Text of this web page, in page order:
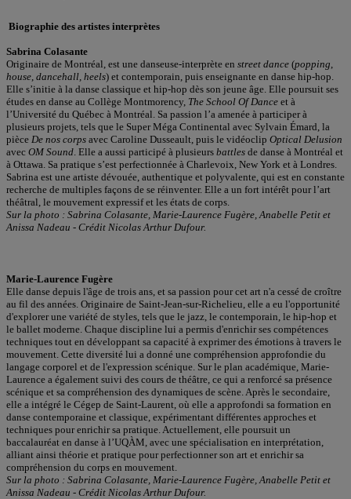
Biographie des artistes interprètes
Sabrina Colasante
Originaire de Montréal, est une danseuse-interprète en street dance (popping
house dancehall, heels) et contemporain, puis enseignante en danse hip-hop.
Elle s’initie à la danse classique et hip-hop dès son jeune âge. Elle poursuit ses
études en danse au Collège Montmorency, The School Of Dance et à
l’Université du Québec à Montréal. Sa passion l’a amenée à participer à
plusieurs projets, tels que le Super Méga Continental avec Sylvain Émard, la
pièce De nos corps avec Caroline Dusseault, puis le vidéoclip Optical Delusion
avec OM Sound . Elle a aussi participé à plusieurs battles de danse à Montréal et
à Ottawa. Sa pratique s’est perfectionnée à Charlevoix, New York et à Londres.
Sabrina est une artiste dévouée, authentique et polyvalente, qui est en constante
recherche de multiples façons de se réinventer. Elle a un fort intérêt pour l’art
théâtral, le mouvement expressif et les états de corps.
Sur la photo : Sabrina Colasante, Marie-Laurence Fugère, Anabelle Petit et
Anissa Nadeau - Crédit Nicolas Arthur Dufour.
Marie-Laurence Fugère
Elle danse depuis l'âge de trois ans, et sa passion pour cet art n'a cessé de croître
au fil des années. Originaire de Saint-Jean-sur-Richelieu, elle a eu l'opportunité
d'explorer une variété de styles, tels que le jazz, le contemporain, le hip-hop et
le ballet moderne. Chaque discipline lui a permis d'enrichir ses compétences
techniques tout en développant sa capacité à exprimer des émotions à travers le
mouvement. Cette diversité lui a donné une compréhension approfondie du
langage corporel et de l'expression scénique. Sur le plan académique, Marie-
Laurence a également suivi des cours de théâtre, ce qui a renforcé sa présence
scénique et sa compréhension des dynamiques de scène. Après le secondaire,
elle a intégré le Cégep de Saint-Laurent, où elle a approfondi sa formation en
danse contemporaine et classique, expérimentant différentes approches et
techniques pour enrichir sa pratique. Actuellement, elle poursuit un
baccalauréat en danse à l’UQÀM, avec une spécialisation en interprétation,
alliant ainsi théorie et pratique pour perfectionner son art et enrichir sa
compréhension du corps en mouvement.
Sur la photo : Sabrina Colasante, Marie-Laurence Fugère, Anabelle Petit et
Anissa Nadeau - Crédit Nicolas Arthur Dufour.